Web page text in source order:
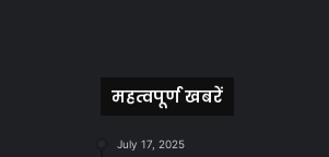
महत्वपूर्ण खबरें
July 17, 2025